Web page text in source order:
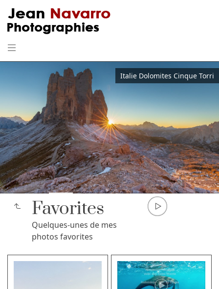
Favorites
Quelques-unes de mes
photos favorites